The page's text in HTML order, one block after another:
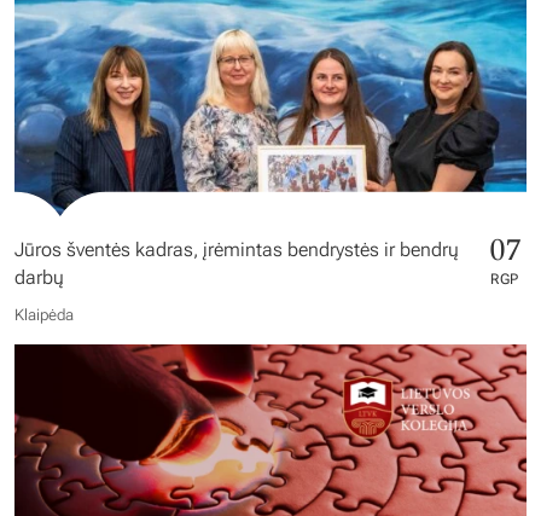
Jūros šventės kadras, įrėmintas bendrystės ir bendrų
darbų
07
RGP
Klaipėda